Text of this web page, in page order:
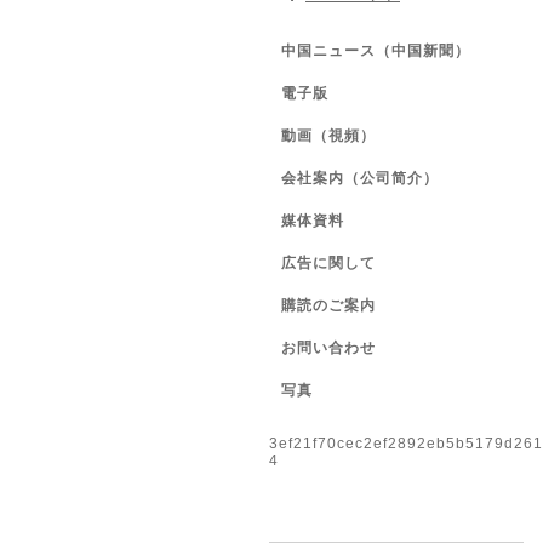
中国ニュース（中国新聞）
電子版
動画（視頻）
会社案内（公司简介）
媒体資料
広告に関して
購読のご案内
お問い合わせ
写真
4